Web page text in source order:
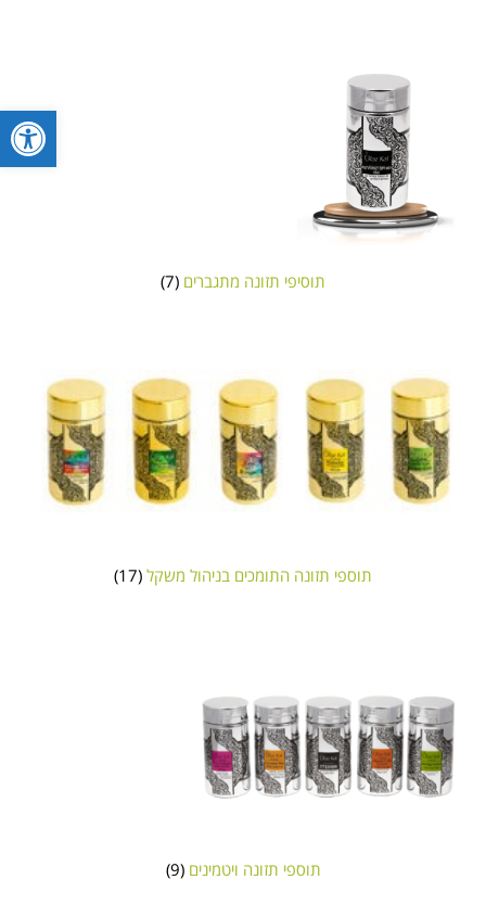
תוסיפי תזונה מתגברים (7)
תוספי תזונה התומכים בניהול משקל (17)
תוספי תזונה ויטמינים(9)
פתח